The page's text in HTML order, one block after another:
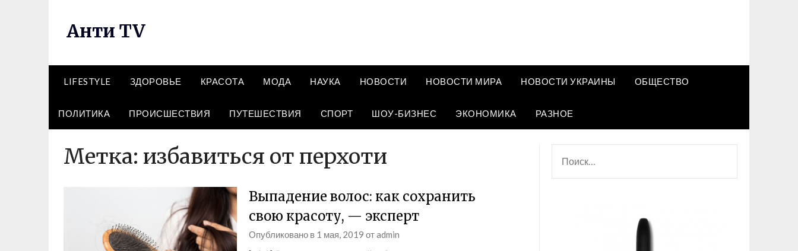
Анти TV
LIFESTYLE ЗДОРОВЬЕ КРАСОТА МОДА НАУКА НОВОСТИ НОВОСТИ МИРА НОВОСТИ УКРАИНЫ ОБЩЕСТВО
ПОЛИТИКА ПРОИСШЕСТВИЯ ПУТЕШЕСТВИЯ СПОРТ ШОУ-БИЗНЕС ЭКОНОМИКА РАЗНОЕ
Метка: избавиться от перхоти
Выпадение волос: как сохранить
свою красоту, — эксперт
Опубликовано в 1 мая, 2019 отadmin